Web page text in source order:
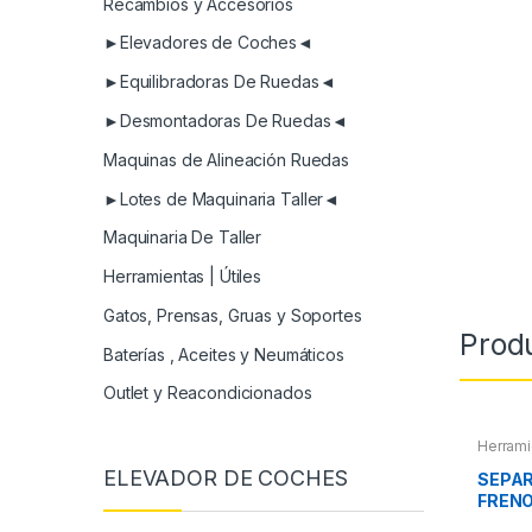
FRENO
►Elevadores de Coches◄
►Equilibradoras De Ruedas◄
►Desmontadoras De Ruedas◄
Maquinas de Alineación Ruedas
►Lotes de Maquinaria Taller◄
Maquinaria De Taller
Herramientas | Útiles
Gatos, Prensas, Gruas y Soportes
Baterías , Aceites y Neumáticos
Outlet y Reacondicionados
ELEVADOR DE COCHES